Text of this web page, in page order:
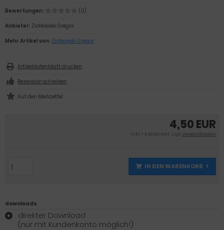
4,50 EUR
inkl. 7 % MwSt. evtl. zzgl.Versandkosten
IN DEN WARENKORB
Bewertungen:
(0)
Anbieter: Ziolkowski Gregor
Mehr Artikel von: Ziolkowski Gregor
Artikeldatenblatt drucken
Rezension schreiben
downloads
direkter Download
(nur mit Kundenkonto möglich!)